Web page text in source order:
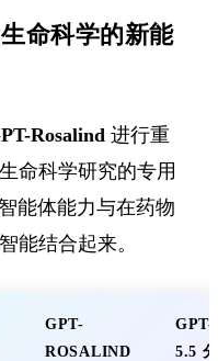
命科学的新能
Rosalind 进行重
命科学研究的专用
能体能力与在药物
能结合起来。
GPT-
ROSALIND
GPT-
5.5 分